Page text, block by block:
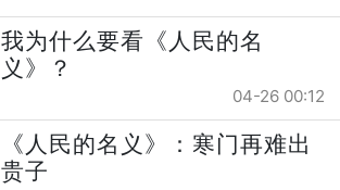
我为什么要看《人民的名
义》？
04-26 00:12
《人民的名义》：寒门再难出
贵子